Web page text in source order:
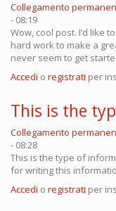
Collegamento
- 08:19
Wow, cool post. I’d like
hard work to make a
never seem to get
Accedi o registrati per
This is the
Collegamento
- 08:28
This is the type of
for writing this
Accedi o registrati per